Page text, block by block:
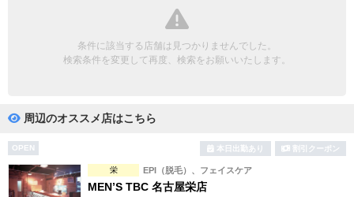
団体様歓迎
ペアルームあり
フットバスあり 岩盤浴あり
専用駐車場あり 有資格者在籍
条件に該当する店舗は見つかりませんでした。
検索条件を変更して再度、検索をお願いいたします。
周辺のオススメ店はこちら
OPEN 本日出勤あり 割引クーポン
栄 EPI（脱毛）、フェイスケア
MEN’S TBC 名古屋栄店